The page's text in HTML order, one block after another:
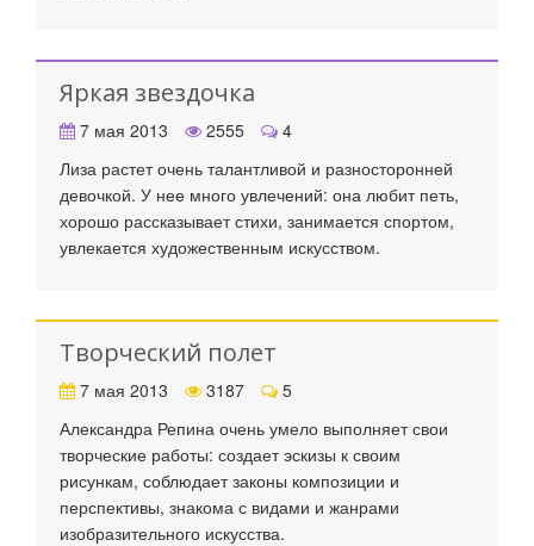
Яркая звездочка
7 мая 2013 2555
4
Лиза растет очень талантливой и разносторонней
девочкой. У нее много увлечений: она любит петь,
хорошо рассказывает стихи, занимается спортом,
увлекается художественным искусством.
Творческий полет
7 мая 2013 3187
5
Александра Репина очень умело выполняет свои
творческие работы: создает эскизы к своим
рисункам, соблюдает законы композиции и
перспективы, знакома с видами и жанрами
изобразительного искусства.